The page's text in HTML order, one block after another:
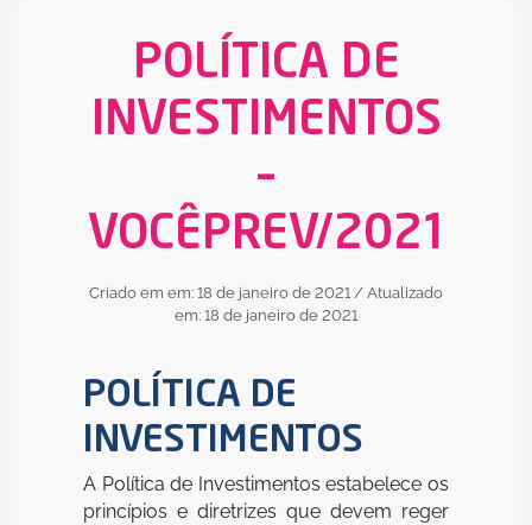
POLÍTICA DE
INVESTIMENTOS
–
VOCÊPREV/2021
Criado em em: 18 de janeiro de 2021 / Atualizado
em: 18 de janeiro de 2021
POLÍTICA DE
INVESTIMENTOS
A Política de Investimentos estabelece os
princípios e diretrizes que devem reger